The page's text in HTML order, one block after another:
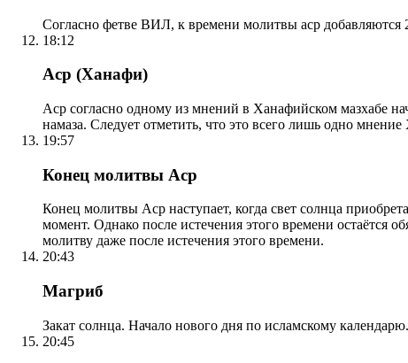
Согласно фетве ВИЛ, к времени молитвы аср добавляются
18:12
Аср (Ханафи)
Аср согласно одному из мнений в Ханафийском мазхабе
намаза. Следует отметить, что это всего лишь одно
19:57
Конец молитвы Аср
Конец молитвы Аср наступает, когда свет солнца
момент. Однако после истечения этого времени остаётся
молитву даже после истечения этого времени.
20:43
Магриб
Закат солнца. Начало нового дня по исламскому
20:45